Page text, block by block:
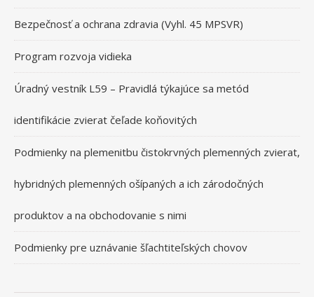
Bezpečnosť a ochrana zdravia (Vyhl. 45 MPSVR)
Program rozvoja vidieka
Úradný vestník L59 – Pravidlá týkajúce sa metód
identifikácie zvierat čeľade koňovitých
Podmienky na plemenitbu čistokrvných plemenných zvierat,
hybridných plemenných ošípaných a ich zárodočných
produktov a na obchodovanie s nimi
Podmienky pre uznávanie šľachtiteľských chovov